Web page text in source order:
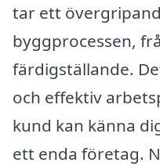
tar ett
byggprocessen,
färdigställande.
och effektiv
kund kan känna
ett enda företag.